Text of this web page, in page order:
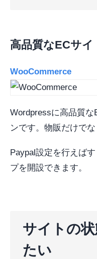
高品質なECサイ
WooCommerce
Wordpressに高品質な
ンです。物販だけで
Paypal設定を行えば
プを開設できます。
サイトの
たい